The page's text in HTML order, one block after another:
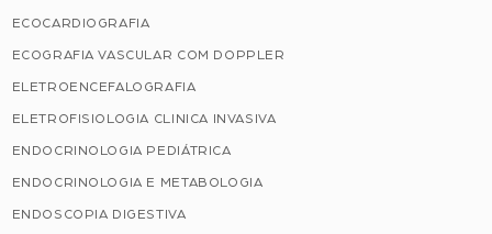
ECOCARDIOGRAFIA
ECOGRAFIA VASCULAR COM DOPPLER
ELETROENCEFALOGRAFIA
ELETROFISIOLOGIA CLINICA INVASIVA
ENDOCRINOLOGIA PEDIÁTRICA
ENDOCRINOLOGIA E METABOLOGIA
ENDOSCOPIA DIGESTIVA